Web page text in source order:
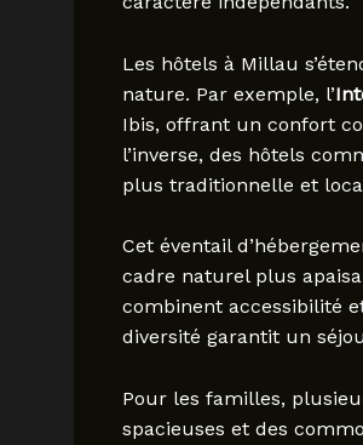
Les hôtels à Millau
nature. Par exemple, l’
Ibis, offrant un confort
l’inverse, des hôtels
plus traditionnelle et
Cet éventail
cadre naturel plus
combinent accessibilité
diversité garantit un
Pour les familles,
spacieuses et des